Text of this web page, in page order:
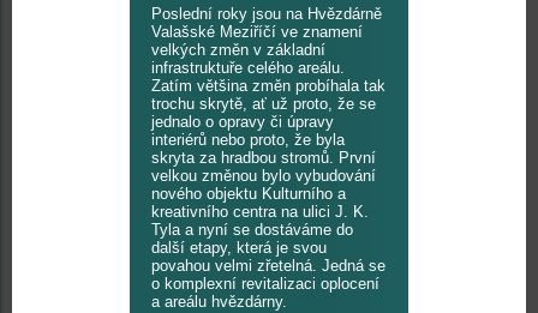
Poslední roky jsou na Hvězdárně
Valašské Meziříčí ve znamení
velkých změn v základní
infrastruktuře celého areálu.
Zatím většina změn probíhala tak
trochu skrytě, ať už proto, že se
jednalo o opravy či úpravy
interiérů nebo proto, že byla
skryta za hradbou stromů. První
velkou změnou bylo vybudování
nového objektu Kulturního a
kreativního centra na ulici J. K.
Tyla a nyní se dostáváme do
další etapy, která je svou
povahou velmi zřetelná. Jedná se
o komplexní revitalizaci oplocení
a areálu hvězdárny.